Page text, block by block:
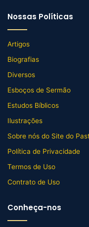
Nossas Políticas
Artigos
Biografias
Diversos
Esboços de Sermão
Estudos Bíblicos
Ilustrações
Sobre nós do Site do
Política de Privacidade
Termos de Uso
Contrato de Uso
Conheça-nos